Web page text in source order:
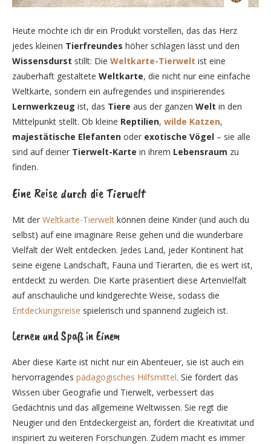
Heute möchte ich dir ein Produkt vorstellen, das das Herz
jedes kleinen Tierfreundes höher schlagen lässt und den
Wissensdurst stillt: Die Weltkarte-Tierwelt ist eine
zauberhaft gestaltete Weltkarte, die nicht nur eine einfache
Weltkarte, sondern ein aufregendes und inspirierendes
Lernwerkzeug ist, das Tiere aus der ganzen Welt in den
Mittelpunkt stellt. Ob kleine Reptilien, wilde Katzen,
majestätische Elefanten oder exotische Vögel – sie alle
sind auf deiner Tierwelt-Karte in ihrem Lebensraum zu
finden.
Eine Reise durch die Tierwelt
Mit der Weltkarte-Tierwelt können deine Kinder (und auch du
selbst) auf eine imaginäre Reise gehen und die wunderbare
Vielfalt der Welt entdecken. Jedes Land, jeder Kontinent hat
seine eigene Landschaft, Fauna und Tierarten, die es wert ist,
entdeckt zu werden. Die Karte präsentiert diese Artenvielfalt
auf anschauliche und kindgerechte Weise, sodass die
Entdeckungsreise spielerisch und spannend zugleich ist.
Lernen und Spaß in Einem
Aber diese Karte ist nicht nur ein Abenteuer, sie ist auch ein
hervorragendes pädagogisches Hilfsmittel. Sie fördert das
Wissen über Geografie und Tierwelt, verbessert das
Gedächtnis und das allgemeine Weltwissen. Sie regt die
Neugier und den Entdeckergeist an, fördert die Kreativität und
inspiriert zu weiteren Forschungen. Zudem macht es immer